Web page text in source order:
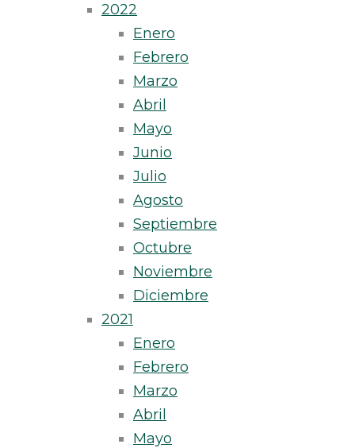
2022
Enero
Febrero
Marzo
Abril
Mayo
Junio
Julio
Agosto
Septiembre
Octubre
Noviembre
Diciembre
2021
Enero
Febrero
Marzo
Abril
Mayo